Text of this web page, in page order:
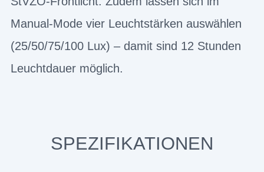
Manual-Mode vier Leuchtstärken auswählen
(25/50/75/100 Lux) – damit sind 12 Stunden
Leuchtdauer möglich.
SPEZIFIKATIONEN